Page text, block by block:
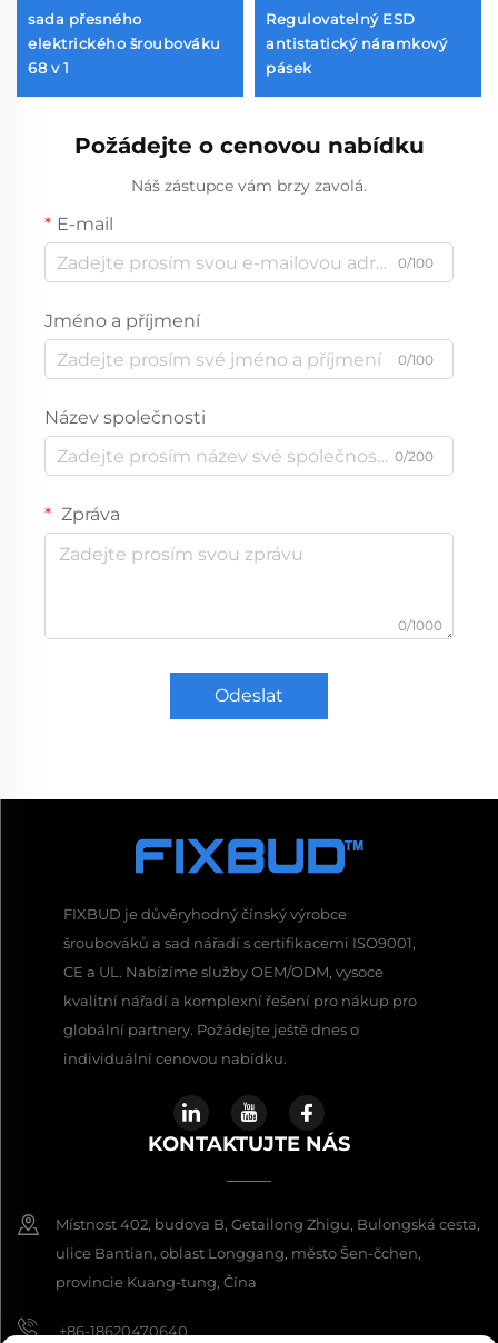
sada přesného
elektrického šroubováku
68 v 1
Regulovatelný ESD
antistatický náramkový
pásek
Požádejte o cenovou nabídku
Náš zástupce vám brzy zavolá.
E-mail
0/100
Jméno a příjmení
0/100
Název společnosti
0/200
Zpráva
0/1000
Odeslat
FIXBUD je důvěryhodný čínský výrobce
šroubováků a sad nářadí s certifikacemi ISO9001,
CE a UL. Nabízíme služby OEM/ODM, vysoce
kvalitní nářadí a komplexní řešení pro nákup pro
globální partnery. Požádejte ještě dnes o
individuální cenovou nabídku.
KONTAKTUJTE NÁS
Místnost 402, budova B, Getailong Zhigu, Bulongská cesta,
ulice Bantian, oblast Longgang, město Šen-čchen,
provincie Kuang-tung, Čína
+86-18620470640